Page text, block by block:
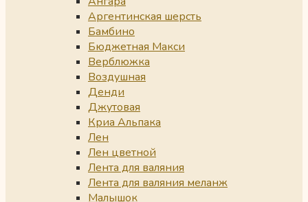
Аргентинская шерсть
Бамбино
Бюджетная Макси
Верблюжка
Воздушная
Денди
Джутовая
Криа Альпака
Лен
Лен цветной
Лента для валяния
Лента для валяния меланж
Малышок